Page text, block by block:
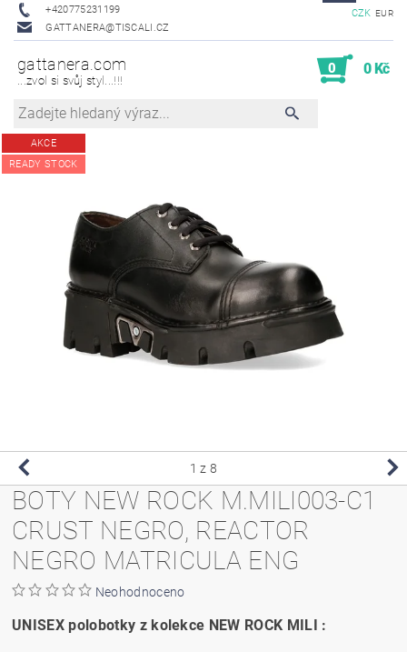
+420775231199
GATTANERA@TISCALI.CZ
CZK EUR
gattanera.com
...zvol si svůj styl...!!!
0 0 Kč
AKCE
READY STOCK
1 z 8
BOTY NEW ROCK M.MILI003-C1
CRUST NEGRO, REACTOR
NEGRO MATRICULA ENG
Neohodnoceno
UNISEX polobotky z kolekce NEW ROCK MILI :